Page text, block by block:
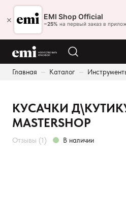
× EMI Shop Official
−25% на первый заказ в
Главная Каталог
Ростов-на-Дону
8 (800) 550-86-95
Каталог
Оплата и доставка
КУСАЧКИ
MASTERSHOP
Отзывы (1) В наличии